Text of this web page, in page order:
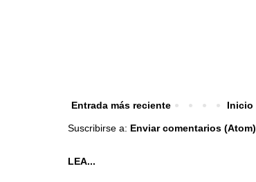
Entrada más reciente Inicio
Suscribirse a: Enviar comentarios (Atom)
LEA...